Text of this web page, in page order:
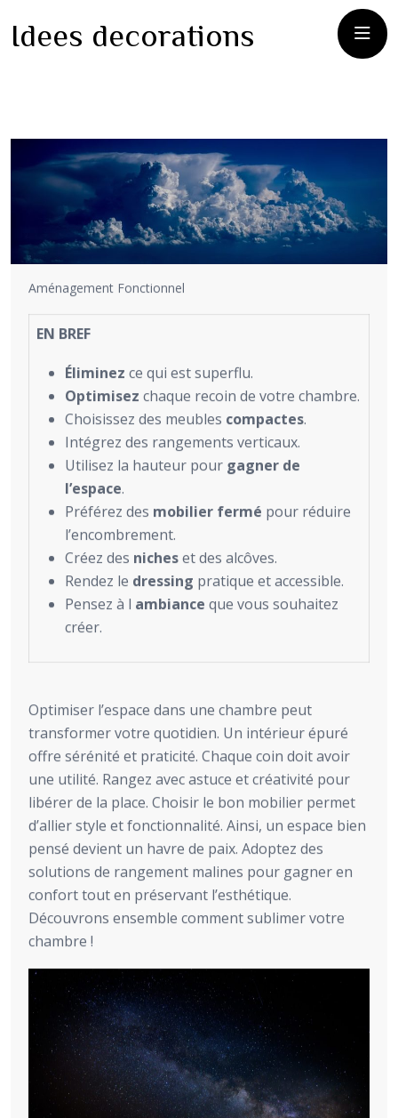
Idees decorations
Aménagement Fonctionnel
EN BREF
Éliminez ce qui est superflu.
Optimisez chaque recoin de votre chambre.
Choisissez des meubles compactes.
Intégrez des rangements verticaux.
Utilisez la hauteur pour gagner de
l’espace.
Préférez des mobilier fermé pour réduire
l’encombrement.
Créez des nicheset des alcôves.
Rendez le dressing pratique et accessible.
Pensez à l ambiance que vous souhaitez
créer.
Optimiser l’espace dans une chambre peut
transformer votre quotidien. Un intérieur épuré
offre sérénité et praticité. Chaque coin doit avoir
une utilité. Rangez avec astuce et créativité pour
libérer de la place. Choisir le bon mobilier permet
d’allier style et fonctionnalité. Ainsi, un espace bien
pensé devient un havre de paix. Adoptez des
solutions de rangement malines pour gagner en
confort tout en préservant l’esthétique.
Découvrons ensemble comment sublimer votre
chambre !